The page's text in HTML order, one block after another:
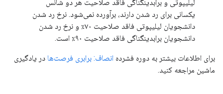
لیلیپوتی و برابدینگناگی فاقد صلاحیت هر دو شانس
یکسانی برای رد شدن دارند، برآورده نمی‌شود. نرخ رد شدن
دانشجویان لیلیپوتی فاقد صلاحیت ۷۰٪ و نرخ رد شدن
دانشجویان برابدینگناگی فاقد صلاحیت ۹۰٪ است.
برای اطلاعات بیشتر به دوره فشرده انصاف: برابری فرصت‌ها در یادگیری
ماشین مراجعه کنید.